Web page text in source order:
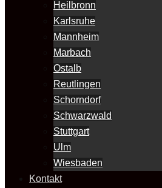
Heilbronn
Karlsruhe
Mannheim
Marbach
Ostalb
Reutlingen
Schorndorf
Schwarzwald
Stuttgart
Ulm
Wiesbaden
Kontakt